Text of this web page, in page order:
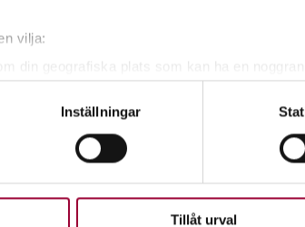
vilja:
uppgifter behandlas och ställ in dina
när som helst från cookie-förklaringen.
som möjligt använder vi kakor
Inställningar
Tillåt urval
haft kurser i foto och bild sedan